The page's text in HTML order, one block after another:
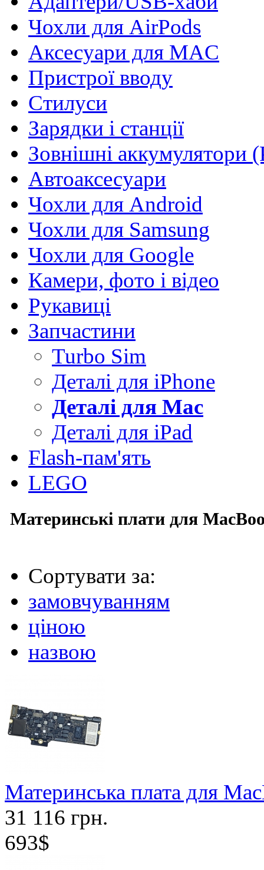
Чохли для AirPods
Аксесуари для MAC
Пристрої вводу
Стилуси
Зарядки і станції
Зовнішні аккумулятори
Автоаксесуари
Чохли для Android
Чохли для Samsung
Чохли для Google
Камери, фото і відео
Рукавиці
Запчастини
Turbo Sim
Деталі для iPhone
Деталі для Mac
Деталі для iPad
Flash-пам'ять
LEGO
Материнські плати для
Сортувати за:
замовчуванням
ціною
назвою
Материнська плата для
31 116 грн.
693$